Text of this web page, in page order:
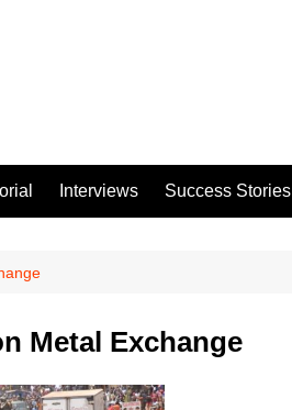
Interviews Success Stories
Metal Exchange